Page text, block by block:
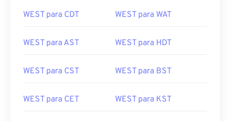
WEST para CDT WEST para WAT
WEST para AST WEST para HDT
WEST para CST WEST para BST
WEST para CET WEST para KST